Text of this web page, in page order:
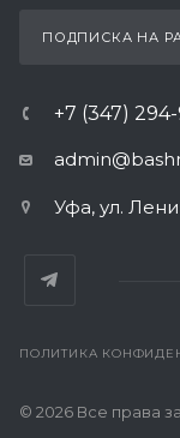
ПОДПИСКА НА
+7 (347)
Уфа, ул.
ПОЛИТИКА
© 2026 Все права